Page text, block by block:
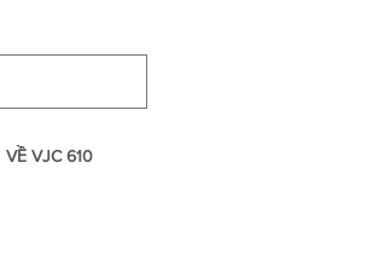
VỀ VJC 610